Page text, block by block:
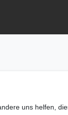
uns helfen,